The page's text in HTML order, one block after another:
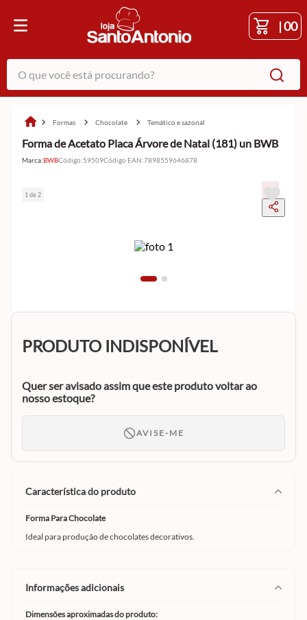
|00
O que você está procurando?
formas chocolate temático e sazonal
Forma de Acetato Placa Árvore de Natal (181) un BWB
Marca:BWBCódigo:59509Código EAN:7898559646878
1 de 2
PRODUTO INDISPONÍVEL
Quer ser avisado assim que este produto voltar ao
nosso estoque?
AVISE-ME
característica do produto
Forma Para Chocolate
Ideal para produção de chocolates decorativos.
informações adicionais
Dimensões aproximadas do produto: